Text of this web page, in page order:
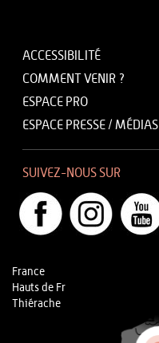
ACCESSIBILITÉ
COMMENT VENIR ?
ESPACE PRO
ESPACE PRESSE / MÉDIAS
SUIVEZ-NOUS SUR
France
Hauts de Fr
Thiérache